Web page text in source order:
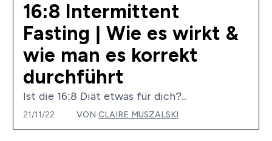
16:8 Intermittent
Fasting | Wie es wirkt &
wie man es korrekt
durchführt
Ist die 16:8 Diät etwas für dich?...
21/11/22 VON CLAIRE MUSZALSKI